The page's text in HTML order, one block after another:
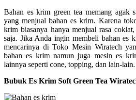
Bahan es krim green tea memang agak
yang menjual bahan es krim. Karena
krim biasanya hanya menjual rasa
saja. Jika Anda ingin membeli bahan es
mencarinya di Toko Mesin Wiratech
bahan es krim namun juga mesin es
lainnya seperti cone, topping, dan lain-lain.
Bubuk Es Krim Soft Green Tea